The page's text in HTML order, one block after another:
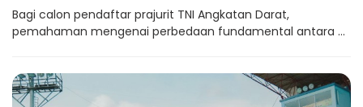
Bagi calon pendaftar prajurit TNI Angkatan Darat,
pemahaman mengenai perbedaan fundamental antara ...